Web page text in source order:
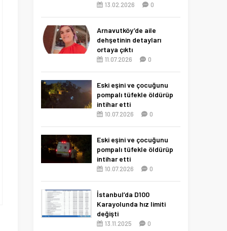
13.02.2026 0
Arnavutköy’de aile
dehşetinin detayları
ortaya çıktı
11.07.2026 0
Eski eşini ve çocuğunu
pompalı tüfekle öldürüp
intihar etti
10.07.2026 0
Eski eşini ve çocuğunu
pompalı tüfekle öldürüp
intihar etti
10.07.2026 0
İstanbul’da D100
Karayolunda hız limiti
değişti
13.11.2025 0